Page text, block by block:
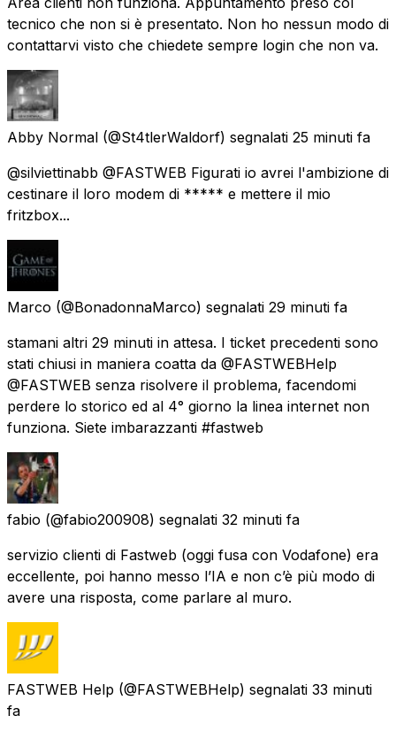
tecnico che non si è presentato. Non ho nessun modo di
contattarvi visto che chiedete sempre login che non va.
Abby Normal (@St4tlerWaldorf) segnalati 25 minuti fa
@silviettinabb @FASTWEB Figurati io avrei l'ambizione di
cestinare il loro modem di ***** e mettere il mio
fritzbox...
Marco (@BonadonnaMarco) segnalati 29 minuti fa
stamani altri 29 minuti in attesa. I ticket precedenti sono
stati chiusi in maniera coatta da @FASTWEBHelp
@FASTWEB senza risolvere il problema, facendomi
perdere lo storico ed al 4° giorno la linea internet non
funziona. Siete imbarazzanti #fastweb
fabio (@fabio200908) segnalati 32 minuti fa
servizio clienti di Fastweb (oggi fusa con Vodafone) era
eccellente, poi hanno messo l’IA e non c’è più modo di
avere una risposta, come parlare al muro.
FASTWEB Help (@FASTWEBHelp) segnalati 33 minuti
fa